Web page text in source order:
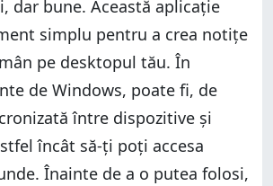
dar bune. Această aplicație
simplu pentru a crea notițe
pe desktopul tău. În
de Windows, poate fi, de
între dispozitive și
încât să-ți poți accesa
Înainte de a o putea folosi,